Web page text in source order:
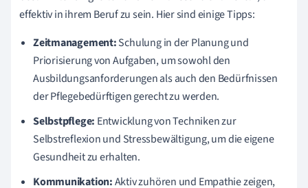
effektiv in ihrem Beruf zu sein. Hier sind einige Tipps:
Zeitmanagement:Schulung in der Planung und
Priorisierung von Aufgaben, um sowohl den
Ausbildungsanforderungen als auch den Bedürfnissen
der Pflegebedürftigen gerecht zu werden.
Selbstpflege: Entwicklung von Techniken zur
Selbstreflexion und Stressbewältigung, um die eigene
Gesundheit zu erhalten.
Kommunikation:Aktiv zuhören und Empathie zeigen,